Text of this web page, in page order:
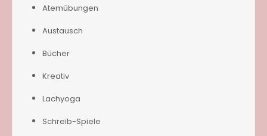
Atemübungen
Austausch
Bücher
Kreativ
Lachyoga
Schreib-Spiele